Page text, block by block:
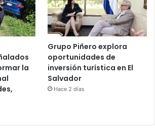
la
Grupo Piñero explora
oportunidades de
inversión turística en El
Salvador
Hace 2 días